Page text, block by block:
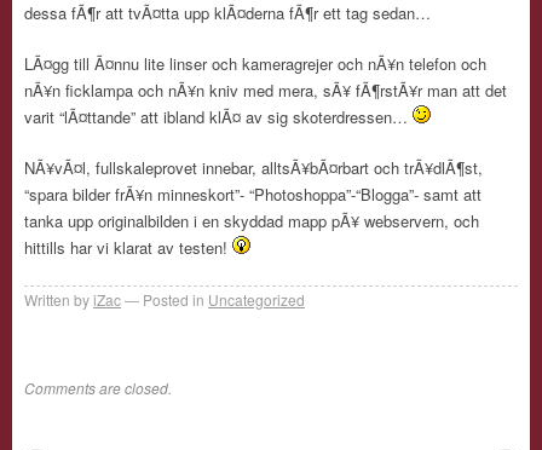
dessa fÃ¶r att tvÃ¤tta upp klÃ¤derna fÃ¶r ett tag sedan…
LÃ¤gg till Ã¤nnu lite linser och kameragrejer och nÃ¥n telefon och
nÃ¥n ficklampa och nÃ¥n kniv med mera, sÃ¥ fÃ¶rstÃ¥r man att det
varit “lÃ¤ttande” att ibland klÃ¤ av sig skoterdressen…
NÃ¥vÃ¤l, fullskaleprovet innebar, alltsÃ¥bÃ¤rbart och trÃ¥dlÃ¶st,
“spara bilder frÃ¥n minneskort”- “Photoshoppa”-“Blogga”- samt att
tanka upp originalbilden i en skyddad mapp pÃ¥ webservern, och
hittills har vi klarat av testen!
Written byiZac Posted in Uncategorized
Comments are closed.